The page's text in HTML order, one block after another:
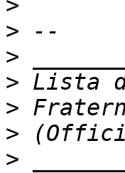
>
>
>
>
>
>
>